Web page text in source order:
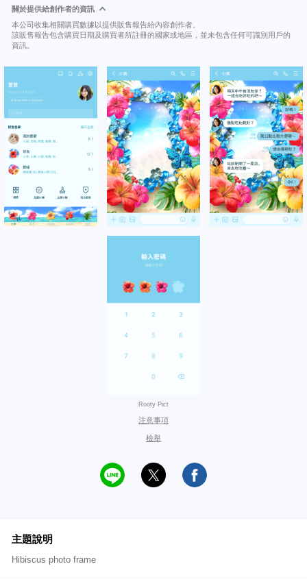
關於提供給創作者的資訊
本公司收集相關購買數據以提供販售報告給內容創作者。
該販售報告包含購買日期及購買者所註冊的國家或地區，並未包含任何可識別用戶的
資訊。
Rooty Pict
注意事項
檢舉
主題說明
Hibiscus photo frame